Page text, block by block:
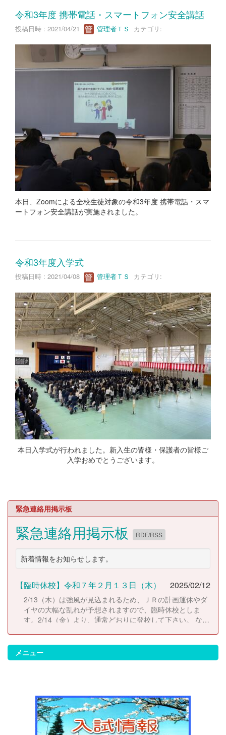
令和3年度 携帯電話・スマートフォン安全講話
投稿日時 : 2021/04/21 管理者ＴＳ カテゴリ:
本日、Zoomによる全校生徒対象の令和3年度 携帯電話・スマ
ートフォン安全講話が実施されました。
令和3年度入学式
投稿日時 : 2021/04/08 管理者ＴＳ カテゴリ:
本日入学式が行われました。新入生の皆様・保護者の皆様ご
入学おめでとうございます。
緊急連絡用掲示板
緊急連絡用掲示板 RDF/RSS
新着情報をお知らせします。
【臨時休校】令和７年２月１３日（木） 2025/02/12
2/13（木）は強風が見込まれるため、ＪＲの計画運休やダ
イヤの大幅な乱れが予想されますので、臨時休校としま
す。2/14（金）より、通常どおりに登校して下さい。 な
2/18（火）考査４日目
メニュー